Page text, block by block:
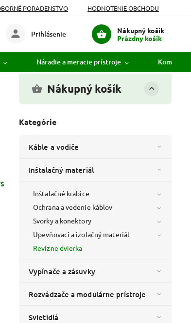
PORADENSTVO
HODNOTENIE OBCHODU
Nákupný košík
Prázdny košík
Prihlásenie
Náradie a meracie prístroje
Nákupný košík
Kategórie
Káble a vodiče
Inštalačný materiál
Inštalačné krabice
Ochrana a vedenie káblov
Svorky a konektory
Upevňovací a izolačný materiál
Revízne dvierka
Vypínače a zásuvky
Rozvádzače a modulárne prístroje
Svietidlá